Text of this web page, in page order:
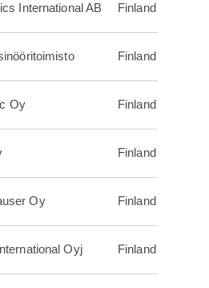
International AB Finland
Finland
Oy Finland
Finland
Oy Finland
Oyj Finland